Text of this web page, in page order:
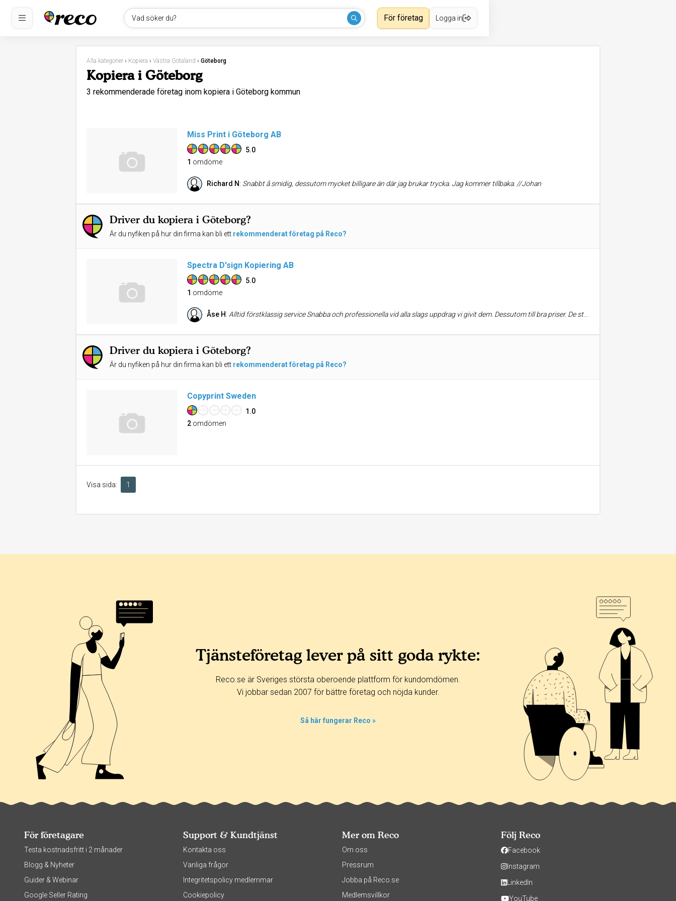
Vad söker du? För företag Logga in
Alla kategorier › Kopiera › Västra Götaland › Göteborg
Kopiera i Göteborg
3 rekommenderade företag inom kopiera i Göteborg kommun
Miss Print i Göteborg AB
5.0
1 omdöme
Richard N: Snabbt å smidig, dessutom mycket billigare än där jag brukar trycka. Jag kommer tillbaka. //Johan
Driver du kopiera i Göteborg?
Är du nyfiken på hur din firma kan bli ett rekommenderat företag på Reco?
Spectra D'sign Kopiering AB
5.0
1 omdöme
Åse H: Alltid förstklassig service Snabba och professionella vid alla slags uppdrag vi givit dem. Dessutom till bra priser. De ställer alltid upp, även vid de mest komplicerade uppgifter.
Driver du kopiera i Göteborg?
Är du nyfiken på hur din firma kan bli ett rekommenderat företag på Reco?
Copyprint Sweden
1.0
2 omdömen
Visa sida: 1
Tjänsteföretag lever på sitt goda rykte:
Reco.se är Sveriges största oberoende plattform för kundomdömen.
Vi jobbar sedan 2007 för bättre företag och nöjda kunder.
Så här fungerar Reco »
För företagare
Testa kostnadsfritt i 2 månader
Blogg & Nyheter
Guider & Webinar
Google Seller Rating
Support & Kundtjänst
Kontakta oss
Vanliga frågor
Integritetspolicy medlemmar
Cookiepolicy
Mer om Reco
Om oss
Pressrum
Jobba på Reco.se
Medlemsvillkor
Följ Reco
Facebook
Instagram
LinkedIn
YouTube